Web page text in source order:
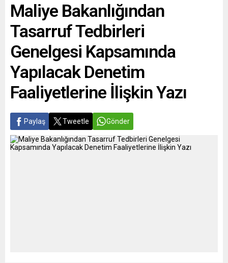
Maliye Bakanlığından
Tasarruf Tedbirleri
Genelgesi Kapsamında
Yapılacak Denetim
Faaliyetlerine İlişkin Yazı
Paylaş Tweetle Gönder